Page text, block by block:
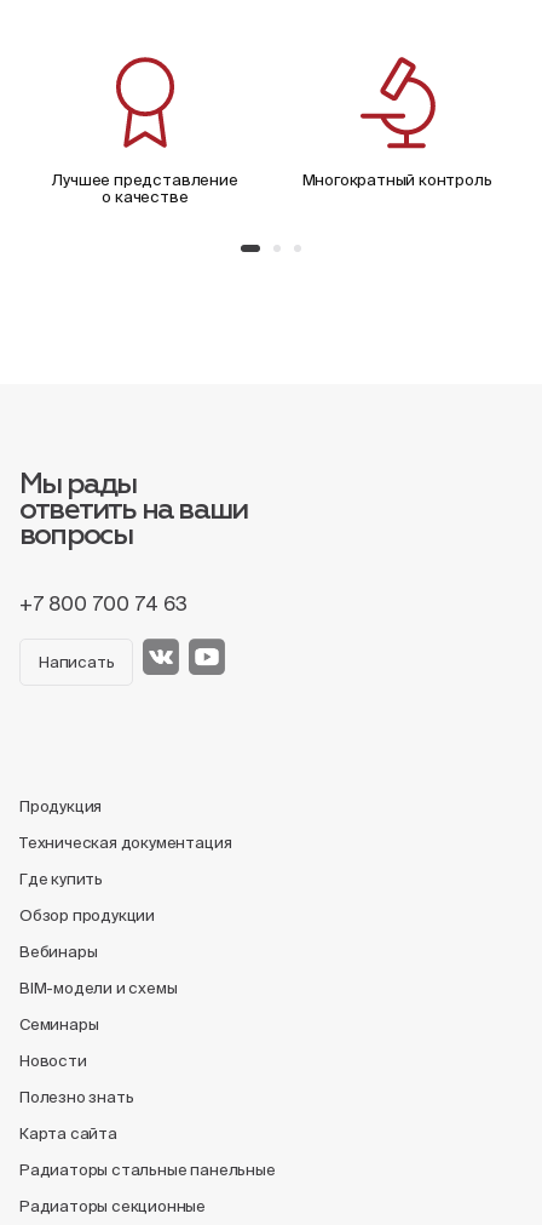
Лучшее представление
о качестве
Многократный контроль
Мы рады
ответить на ваши
вопросы
+7 800 700 74 63
Написать
Продукция
Техническая документация
Где купить
Обзор продукции
Вебинары
BIM-модели и схемы
Семинары
Новости
Полезно знать
Карта сайта
Радиаторы стальные панельные
Радиаторы секционные